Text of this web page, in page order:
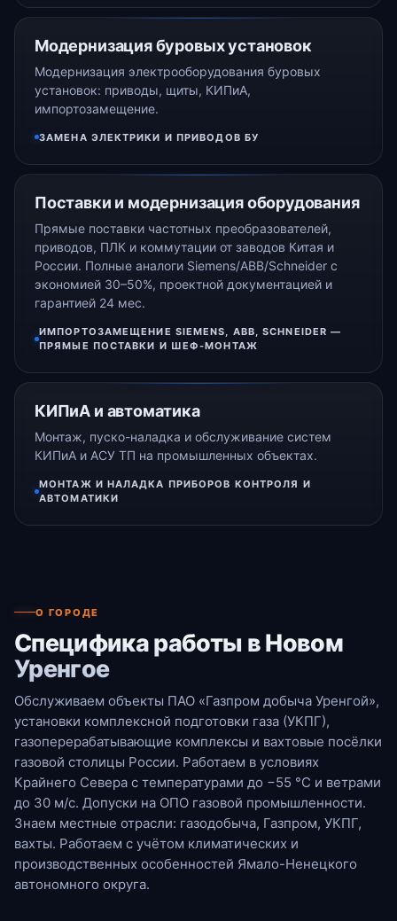
Модернизация буровых установок
Модернизация электрооборудования буровых
установок: приводы, щиты, КИПиА,
импортозамещение.
ЗАМЕНА ЭЛЕКТРИКИ И ПРИВОДОВ БУ
Поставки и модернизация оборудования
Прямые поставки частотных преобразователей,
приводов, ПЛК и коммутации от заводов Китая и
России. Полные аналоги Siemens/ABB/Schneider с
экономией 30–50%, проектной документацией и
гарантией 24 мес.
ИМПОРТОЗАМЕЩЕНИЕ SIEMENS, ABB, SCHNEIDER —
ПРЯМЫЕ ПОСТАВКИ И ШЕФ-МОНТАЖ
КИПиА и автоматика
Монтаж, пуско-наладка и обслуживание систем
КИПиА и АСУ ТП на промышленных объектах.
МОНТАЖ И НАЛАДКА ПРИБОРОВ КОНТРОЛЯ И
АВТОМАТИКИ
О ГОРОДЕ
Специфика работы в Новом
Уренгое
Обслуживаем объекты ПАО «Газпром добыча Уренгой»,
установки комплексной подготовки газа (УКПГ),
газоперерабатывающие комплексы и вахтовые посёлки
газовой столицы России. Работаем в условиях
Крайнего Севера с температурами до −55 °С и ветрами
до 30 м/с. Допуски на ОПО газовой промышленности.
Знаем местные отрасли: газодобыча, Газпром, УКПГ,
вахты. Работаем с учётом климатических и
производственных особенностей Ямало-Ненецкого
автономного округа.